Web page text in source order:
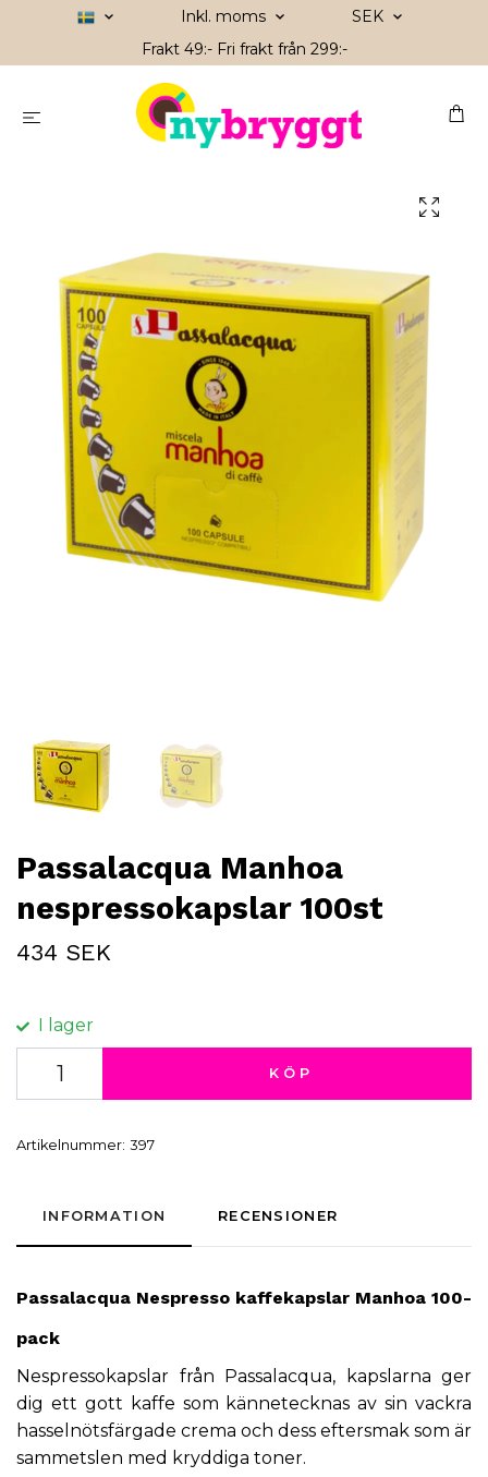
Inkl. moms
SEK
Frakt 49:- Fri frakt från 299:-
Passalacqua Manhoa
nespressokapslar 100st
434 SEK
I lager
KÖP
Artikelnummer: 397
INFORMATION RECENSIONER
Passalacqua Nespresso kaffekapslar Manhoa 100-
pack
Nespressokapslar från Passalacqua, kapslarna ger
dig ett gott kaffe som kännetecknas av sin vackra
hasselnötsfärgade crema och dess eftersmak som är
sammetslen med kryddiga toner.